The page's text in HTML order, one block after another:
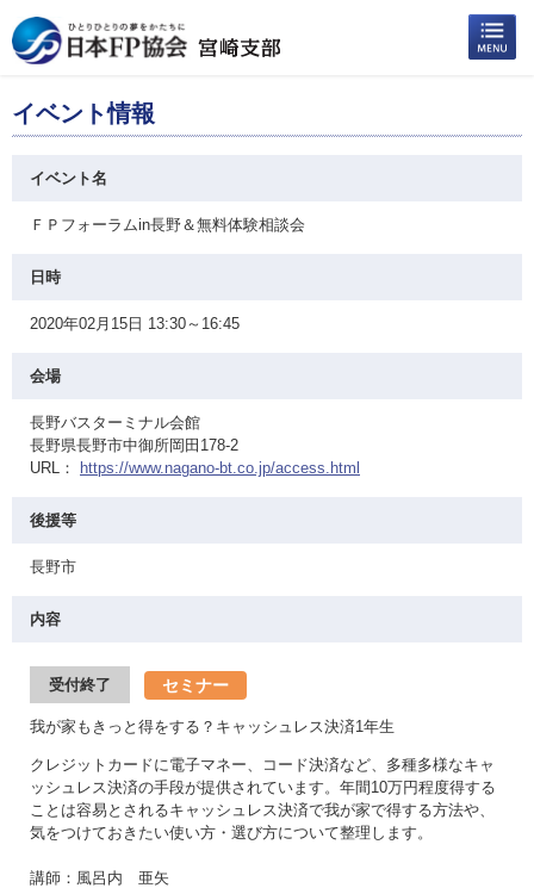
イベント情報
イベント名
ＦＰフォーラムin長野＆無料体験相談会
日時
2020年02月15日 13:30～16:45
会場
長野バスターミナル会館
長野県長野市中御所岡田178-2
URL：
https://www.nagano-bt.co.jp/access.html
後援等
長野市
内容
受付終了 セミナー
我が家もきっと得をする？キャッシュレス決済1年生
クレジットカードに電子マネー、コード決済など、多種多様なキャ
ッシュレス決済の手段が提供されています。年間10万円程度得する
ことは容易とされるキャッシュレス決済で我が家で得する方法や、
気をつけておきたい使い方・選び方について整理します。
講師：風呂内 亜矢